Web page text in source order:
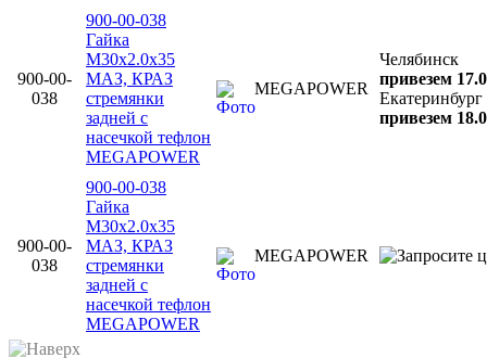
900-00-
038
900-00-038
Гайка
М30х2.0х35
МАЗ, КРАЗ
стремянки
задней с
насечкой тефлон
MEGAPOWER
MEGAPOWER
Челябинск
привезем
Екатеринбург
привезем
900-00-
038
900-00-038
Гайка
М30х2.0х35
МАЗ, КРАЗ
стремянки
задней с
насечкой тефлон
MEGAPOWER
MEGAPOWER